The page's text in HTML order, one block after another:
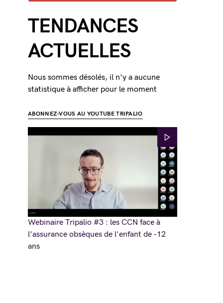
TENDANCES
ACTUELLES
Nous sommes désolés, il n'y a aucune
statistique à afficher pour le moment
ABONNEZ-VOUS AU YOUTUBE TRIPALIO
Webinaire Tripalio #3 : les CCN face à
l'assurance obsèques de l'enfant de -12
ans